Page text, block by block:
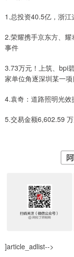
1.总投资40.5亿，浙
2.荣耀携手京东方、
事件
3.73万元！上筑、bpi
家单位角逐深圳某一项
4.袁奇：道路照明光
5.交易金额6,602.59
]article_adlist-->